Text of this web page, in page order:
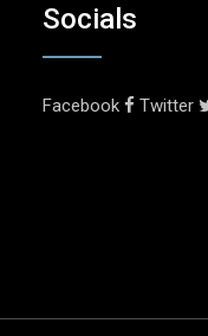
Socials
Facebook Twitter